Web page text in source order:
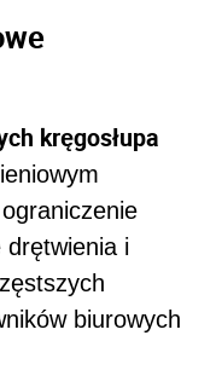
kręgosłupa
drętwienia i
biurowych